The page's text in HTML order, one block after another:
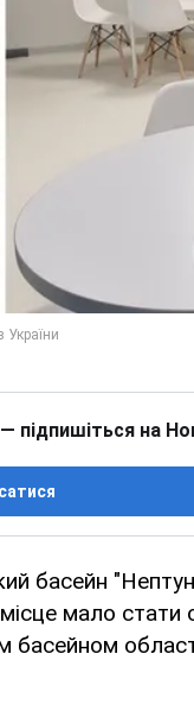
підпишіться на
басейн
мало стати
басейном